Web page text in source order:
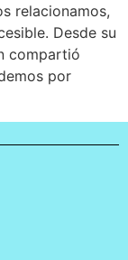
relacionamos,
Desde su
compartió
por